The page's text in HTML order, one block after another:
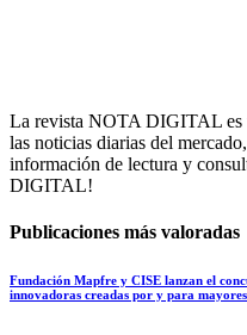
La revista NOTA DIGITAL es
las noticias diarias del
información de lectura y
DIGITAL!
Publicaciones más valoradas
Fundación Mapfre y CISE lanzan el
innovadoras creadas por y para